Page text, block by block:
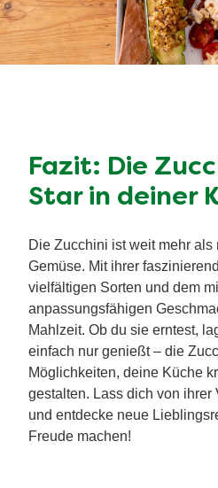
Fazit: Die
Star in deiner
Die Zucchini ist weit mehr als
Gemüse. Mit ihrer
vielfältigen Sorten und dem
anpassungsfähigen
Mahlzeit. Ob du sie erntest,
einfach nur genießt – die
Möglichkeiten, deine Küche
gestalten. Lass dich von
und entdecke neue
Freude machen!